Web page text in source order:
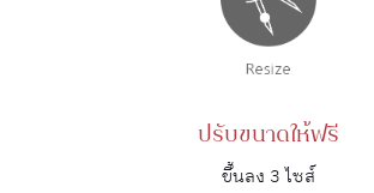
ปรับขนาดให้ฟรี
ขึ้นลง 3 ไซส์